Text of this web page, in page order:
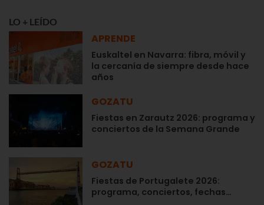
LO + LEÍDO
APRENDE
Euskaltel en Navarra: fibra, móvil y
la cercanía de siempre desde hace
años
GOZATU
Fiestas en Zarautz 2026: programa y
conciertos de la Semana Grande
GOZATU
Fiestas de Portugalete 2026:
programa, conciertos, fechas…